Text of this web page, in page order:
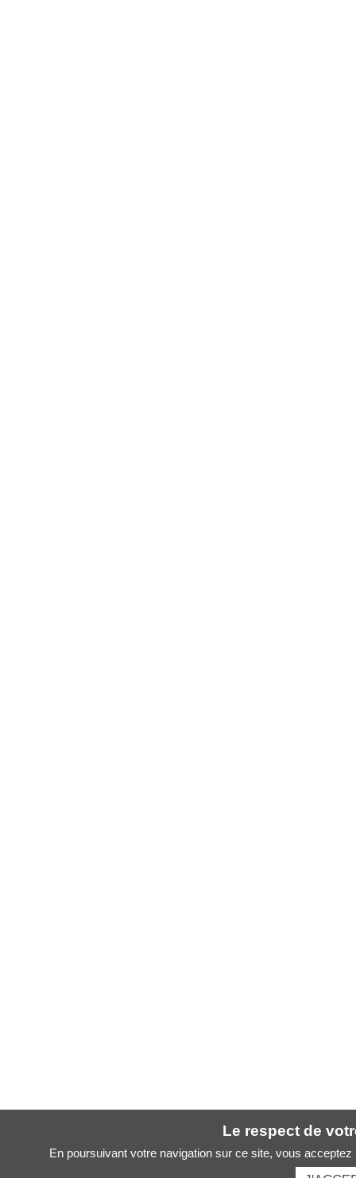
Le respect de
En poursuivant votre navigation sur ce site, vous